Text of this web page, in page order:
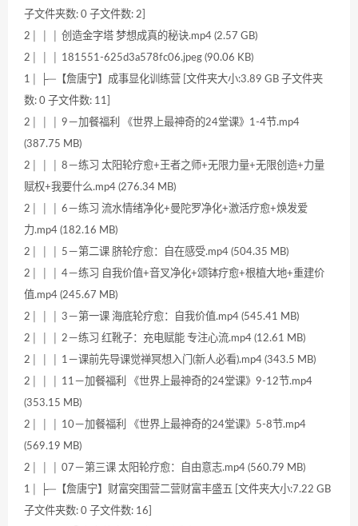
子文件夹数: 0 子文件数: 2]
2│ │ │ 创造金字塔 梦想成真的秘诀.mp4 (2.57 GB)
2│ │ │ 181551-625d3a578fc06.jpeg (90.06 KB)
1│ ├─【詹唐宁】成事显化训练营 [文件夹大小:3.89 GB 子文件夹
数: 0 子文件数: 11]
2│ │ │ 9－加餐福利 《世界上最神奇的24堂课》1-4节.mp4
(387.75 MB)
2│ │ │ 8－练习 太阳轮疗愈+王者之师+无限力量+无限创造+力量
赋权+我要什么.mp4 (276.34 MB)
2│ │ │ 6－练习 流水情绪净化+曼陀罗净化+激活疗愈+焕发爱
力.mp4 (182.16 MB)
2│ │ │ 5－第二课 脐轮疗愈：自在感受.mp4 (504.35 MB)
2│ │ │ 4－练习 自我价值+音叉净化+颂钵疗愈+根植大地+重建价
值.mp4 (245.67 MB)
2│ │ │ 3－第一课 海底轮疗愈：自我价值.mp4 (545.41 MB)
2│ │ │ 2－练习 红靴子：充电赋能 专注心流.mp4 (12.61 MB)
2│ │ │ 1－课前先导课觉禅冥想入门(新人必看).mp4 (343.5 MB)
2│ │ │ 11－加餐福利 《世界上最神奇的24堂课》9-12节.mp4
(353.15 MB)
2│ │ │ 10－加餐福利 《世界上最神奇的24堂课》5-8节.mp4
(569.19 MB)
2│ │ │ 07－第三课 太阳轮疗愈：自由意志.mp4 (560.79 MB)
1│ ├─【詹唐宁】财富突围营二营财富丰盛五 [文件夹大小:7.22 GB
子文件夹数: 0 子文件数: 16]